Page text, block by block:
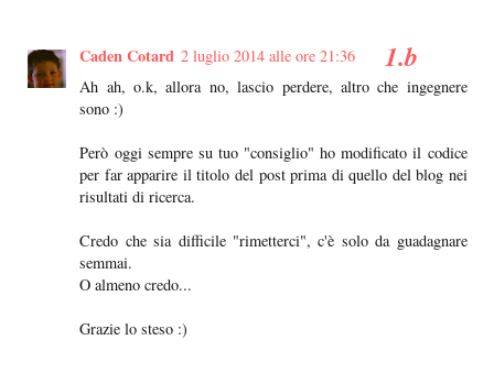
Caden Cotard 2 luglio 2014 alle ore 21:36
Ah ah, o.k, allora no, lascio perdere, altro che ingegnere
sono :)
Però oggi sempre su tuo "consiglio" ho modificato il codice
per far apparire il titolo del post prima di quello del blog nei
risultati di ricerca.
Credo che sia difficile "rimetterci", c'è solo da guadagnare
semmai.
O almeno credo...
Grazie lo steso :)